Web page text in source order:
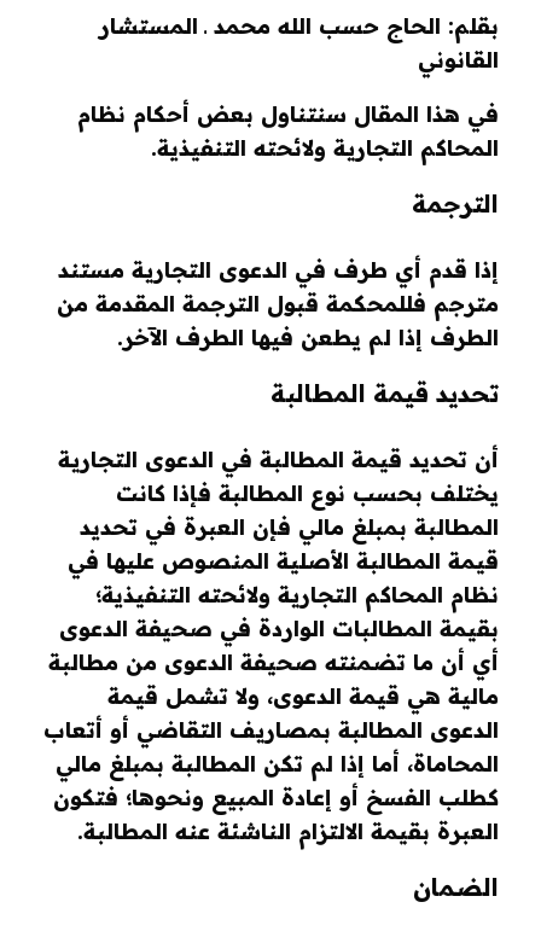
بقلم: الحاج حسب الله محمد ـ المستشار
القانوني
في هذا المقال سنتناول بعض أحكام نظام
المحاكم التجارية ولائحته التنفيذية.
الترجمة
إذا قدم أي طرف في الدعوى التجارية مستند
مترجم فللمحكمة قبول الترجمة المقدمة من
الطرف إذا لم يطعن فيها الطرف الآخر.
تحديد قيمة المطالبة
أن تحديد قيمة المطالبة في الدعوى التجارية
يختلف بحسب نوع المطالبة فإذا كانت
المطالبة بمبلغ مالي فإن العبرة في تحديد
قيمة المطالبة الأصلية المنصوص عليها في
نظام المحاكم التجارية ولائحته التنفيذية؛
بقيمة المطالبات الواردة في صحيفة الدعوى
أي أن ما تضمنته صحيفة الدعوى من مطالبة
مالية هي قيمة الدعوى، ولا تشمل قيمة
الدعوى المطالبة بمصاريف التقاضي أو أتعاب
المحاماة، أما إذا لم تكن المطالبة بمبلغ مالي
كطلب الفسخ أو إعادة المبيع ونحوها؛ فتكون
العبرة بقيمة الالتزام الناشئة عنه المطالبة.
الضمان